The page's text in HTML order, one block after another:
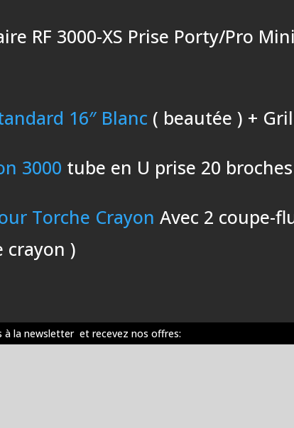
RF 3000-XS Prise Porty/Pro
16″ Blanc ( beautée ) +
3000 tube en U prise 20
Torche Crayon Avec 2 coupe-
crayon )
à la newsletter et recevez nos offres: